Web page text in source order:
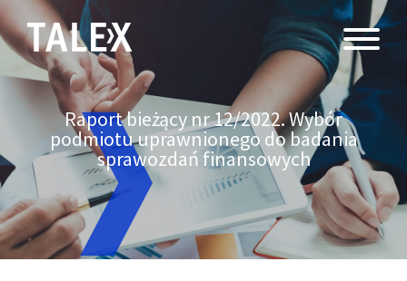
Raport bieżący nr 12/2022. Wybór
podmiotu uprawnionego do badania
sprawozdań finansowych